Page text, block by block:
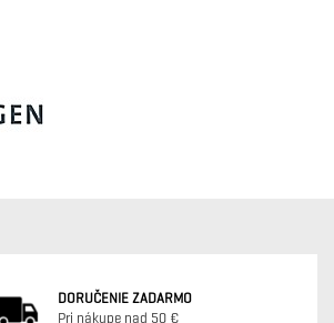
DORUČENIE ZADARMO
Pri nákupe nad 50 €